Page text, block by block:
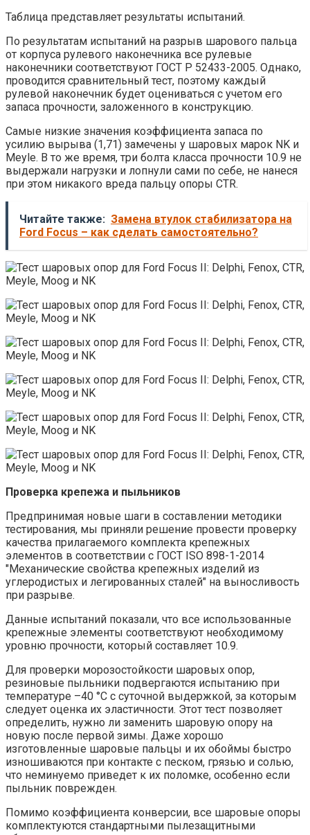
Таблица представляет результаты испытаний.
По результатам испытаний на разрыв шарового пальца
от корпуса рулевого наконечника все рулевые
наконечники соответствуют ГОСТ Р 52433-2005. Однако,
проводится сравнительный тест, поэтому каждый
рулевой наконечник будет оцениваться с учетом его
запаса прочности, заложенного в конструкцию.
Самые низкие значения коэффициента запаса по
усилию вырыва (1,71) замечены у шаровых марок NK и
Meyle. В то же время, три болта класса прочности 10.9 не
выдержали нагрузки и лопнули сами по себе, не нанеся
при этом никакого вреда пальцу опоры CTR.
Читайте также: Замена втулок стабилизатора на
Ford Focus – как сделать самостоятельно?
Проверка крепежа и пыльников
Предпринимая новые шаги в составлении методики
тестирования, мы приняли решение провести проверку
качества прилагаемого комплекта крепежных
элементов в соответствии с ГОСТ ISO 898-1-2014
"Механические свойства крепежных изделий из
углеродистых и легированных сталей" на выносливость
при разрыве.
Данные испытаний показали, что все использованные
крепежные элементы соответствуют необходимому
уровню прочности, который составляет 10.9.
Для проверки морозостойкости шаровых опор,
резиновые пыльники подвергаются испытанию при
температуре –40 °C с суточной выдержкой, за которым
следует оценка их эластичности. Этот тест позволяет
определить, нужно ли заменить шаровую опору на
новую после первой зимы. Даже хорошо
изготовленные шаровые пальцы и их обоймы быстро
изношиваются при контакте с песком, грязью и солью,
что неминуемо приведет к их поломке, особенно если
пыльник поврежден.
Помимо коэффициента конверсии, все шаровые опоры
комплектуются стандартными пылезащитными